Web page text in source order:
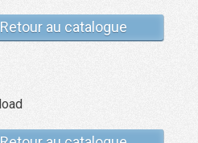
Retour au catalogue